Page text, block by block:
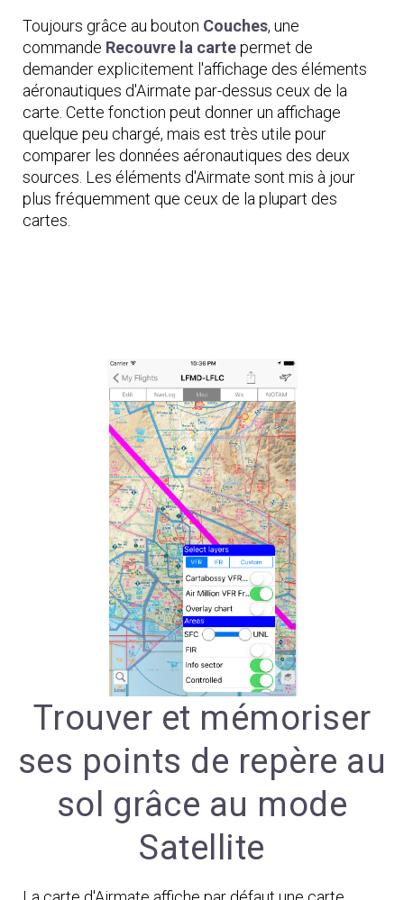
Toujours grâce au bouton Couches, une
commande Recouvre la cartepermet de
demander explicitement l'affichage des éléments
aéronautiques d'Airmate par-dessus ceux de la
carte. Cette fonction peut donner un affichage
quelque peu chargé, mais est très utile pour
comparer les données aéronautiques des deux
sources. Les éléments d'Airmate sont mis à jour
plus fréquemment que ceux de la plupart des
cartes.
Trouver et mémoriser
ses points de repère au
sol grâce au mode
Satellite